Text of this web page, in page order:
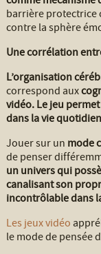
barrière protectrice
contre la sphère
Une corrélation
L’organisation
correspond aux
vidéo. Le jeu
dans la vie
Jouer sur un mode
de penser
un univers qui
canalisant son
incontrôlable dans
Les jeux vidéo
le mode de pensée